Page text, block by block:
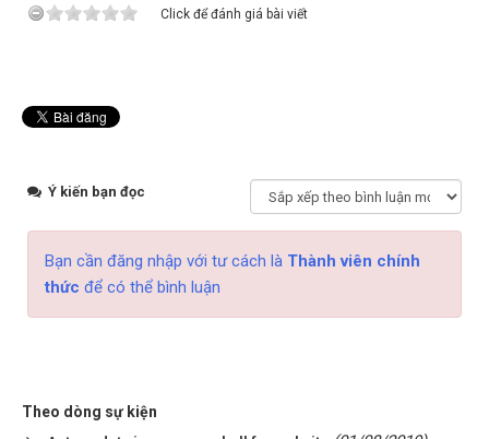
Click để đánh giá bài viết
Ý kiến bạn đọc
Bạn cần đăng nhập với tư cách là Thành viên chính
thức để có thể bình luận
Theo dòng sự kiện